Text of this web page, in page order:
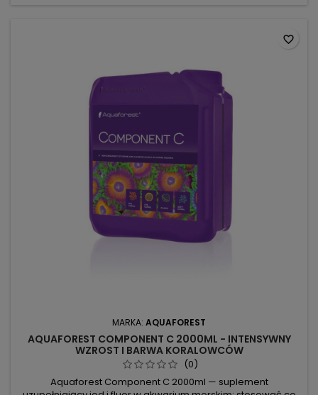
MARKA: AQUAFOREST
AQUAFOREST COMPONENT C 2000ML - INTENSYWNY
WZROST I BARWA KORALOWCÓW
(0)
Aquaforest Component C 2000ml — suplement
favorite_border